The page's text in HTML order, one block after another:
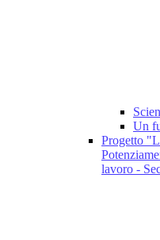
Un
Progetto
lavoro -